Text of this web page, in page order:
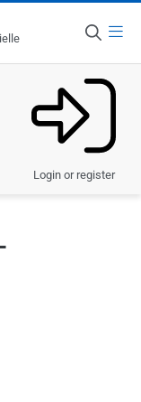
Login or register
France